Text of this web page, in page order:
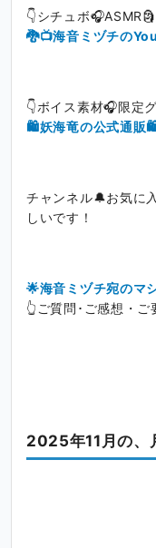
👇シチュボ
🐉📺海音ミヅチの
👇ボイス素材🎧限定
🛍️妖海竜の公式通販
チャンネル🔔お気に
しいです！
🌟海音ミヅチ宛のマ
👆ご質問･ご感想・ご
2025年11月の、